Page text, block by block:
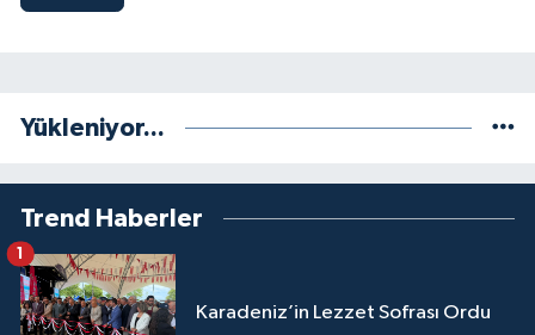
Yükleniyor...
Trend Haberler
Karadeniz’in Lezzet Sofrası Ordu
1